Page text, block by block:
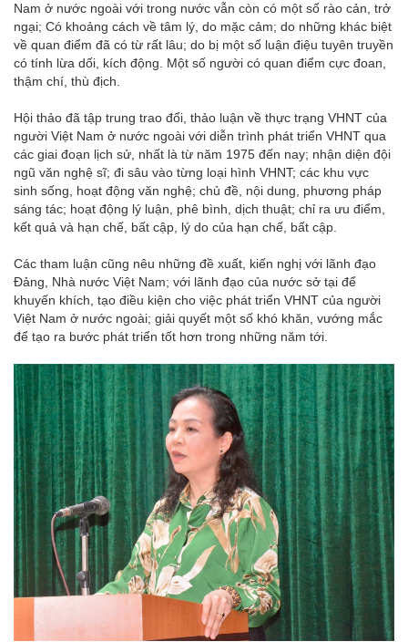
Nam ở nước ngoài với trong nước vẫn còn có một số rào cản, trở
ngại; Có khoảng cách về tâm lý, do mặc cảm; do những khác biệt
về quan điểm đã có từ rất lâu; do bị một số luận điệu tuyên truyền
có tính lừa dối, kích động. Một số người có quan điểm cực đoan,
thậm chí, thù địch.
Hội thảo đã tập trung trao đổi, thảo luận về thực trạng VHNT của
người Việt Nam ở nước ngoài với diễn trình phát triển VHNT qua
các giai đoạn lịch sử, nhất là từ năm 1975 đến nay; nhận diện đội
ngũ văn nghệ sĩ; đi sâu vào từng loại hình VHNT; các khu vực
sinh sống, hoạt động văn nghệ; chủ đề, nội dung, phương pháp
sáng tác; hoạt động lý luận, phê bình, dịch thuật; chỉ ra ưu điểm,
kết quả và hạn chế, bất cập, lý do của hạn chế, bất cập.
Các tham luận cũng nêu những đề xuất, kiến nghị với lãnh đạo
Đảng, Nhà nước Việt Nam; với lãnh đạo của nước sở tại để
khuyến khích, tạo điều kiện cho việc phát triển VHNT của người
Việt Nam ở nước ngoài; giải quyết một số khó khăn, vướng mắc
để tạo ra bước phát triển tốt hơn trong những năm tới.